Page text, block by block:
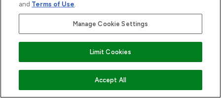
ZUM WARENKORB HINZUFÜGEN
and Terms of Use.
Manage Cookie Settings
Limit Cookies
Accept All